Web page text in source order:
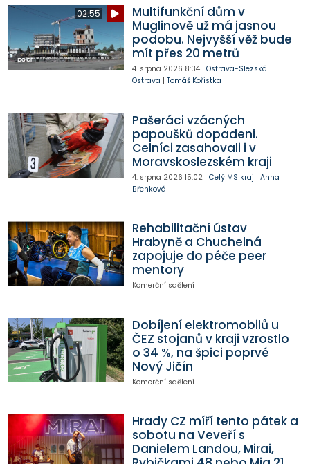
02:55
Multifunkční dům v
Muglinově už má jasnou
podobu. Nejvyšší věž bude
mít přes 20 metrů
4. srpna 2026 8:34| Ostrava-Slezská
Ostrava | Tomáš Kořistka
Pašeráci vzácných
papoušků dopadeni.
Celníci zasahovali i v
Moravskoslezském kraji
4. srpna 2026 15:02| Celý MS kraj | Anna
Břenková
Rehabilitační ústav
Hrabyně a Chuchelná
zapojuje do péče peer
mentory
Komerční sdělení
Dobíjení elektromobilů u
ČEZ stojanů v kraji vzrostlo
o 34 %, na špici poprvé
Nový Jičín
Komerční sdělení
Hrady CZ míří tento pátek a
sobotu na Veveří s
Danielem Landou, Mirai,